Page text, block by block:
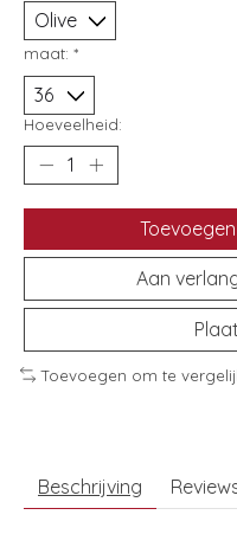
maat: *
Hoeveelheid:
Aan
Toevoegen om te
Beschrijving